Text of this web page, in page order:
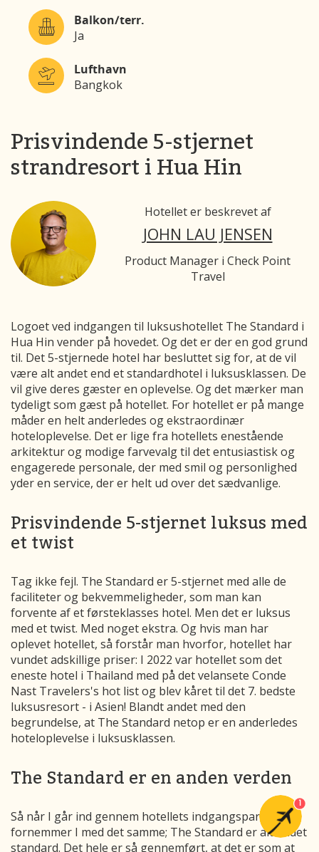
Balkon/terr.
Ja
Lufthavn
Bangkok
Prisvindende 5-stjernet
strandresort i Hua Hin
Hotellet er beskrevet af
JOHN LAU JENSEN
Product Manager i Check Point
Travel
Logoet ved indgangen til luksushotellet The Standard i
Hua Hin vender på hovedet. Og det er der en god grund
til. Det 5-stjernede hotel har besluttet sig for, at de vil
være alt andet end et standardhotel i luksusklassen. De
vil give deres gæster en oplevelse. Og det mærker man
tydeligt som gæst på hotellet. For hotellet er på mange
måder en helt anderledes og ekstraordinær
hoteloplevelse. Det er lige fra hotellets enestående
arkitektur og modige farvevalg til det entusiastisk og
engagerede personale, der med smil og personlighed
yder en service, der er helt ud over det sædvanlige.
Prisvindende 5-stjernet luksus med
et twist
Tag ikke fejl. The Standard er 5-stjernet med alle de
faciliteter og bekvemmeligheder, som man kan
forvente af et førsteklasses hotel. Men det er luksus
med et twist. Med noget ekstra. Og hvis man har
oplevet hotellet, så forstår man hvorfor, hotellet har
vundet adskillige priser: I 2022 var hotellet som det
eneste hotel i Thailand med på det velansete Conde
Nast Travelers's hot list og blev kåret til det 7. bedste
luksusresort - i Asien! Blandt andet med den
begrundelse, at The Standard netop er en anderledes
hoteloplevelse i luksusklassen.
The Standard er en anden verden
Så når I går ind gennem hotellets indgangsparti, så
fornemmer I med det samme; The Standard er alt andet
standard. Det hele er så gennemført, at det er som at
1